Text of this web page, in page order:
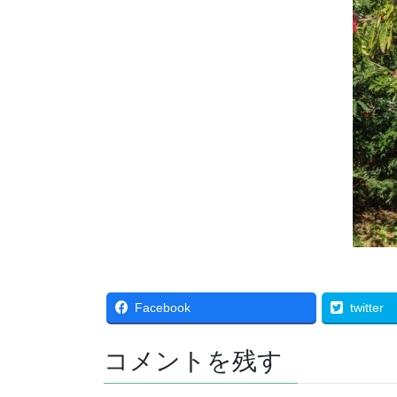
Facebook twitter
コメントを残す